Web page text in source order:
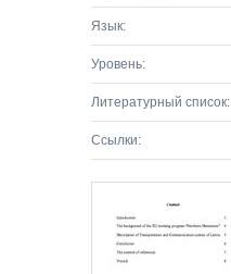
Язык:
Уровень:
Литературный список:
Ссылки: